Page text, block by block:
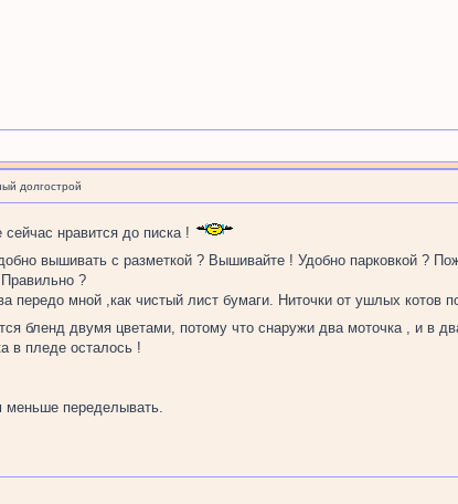
долгострой
нравится до писка !
вышивать с разметкой ? Вышивайте ! Удобно парковкой ?
?
передо мной ,как чистый лист бумаги. Ниточки от ушлых
бленд двумя цветами, потому что снаружи два моточка , и в
в пледе осталось !
переделывать.